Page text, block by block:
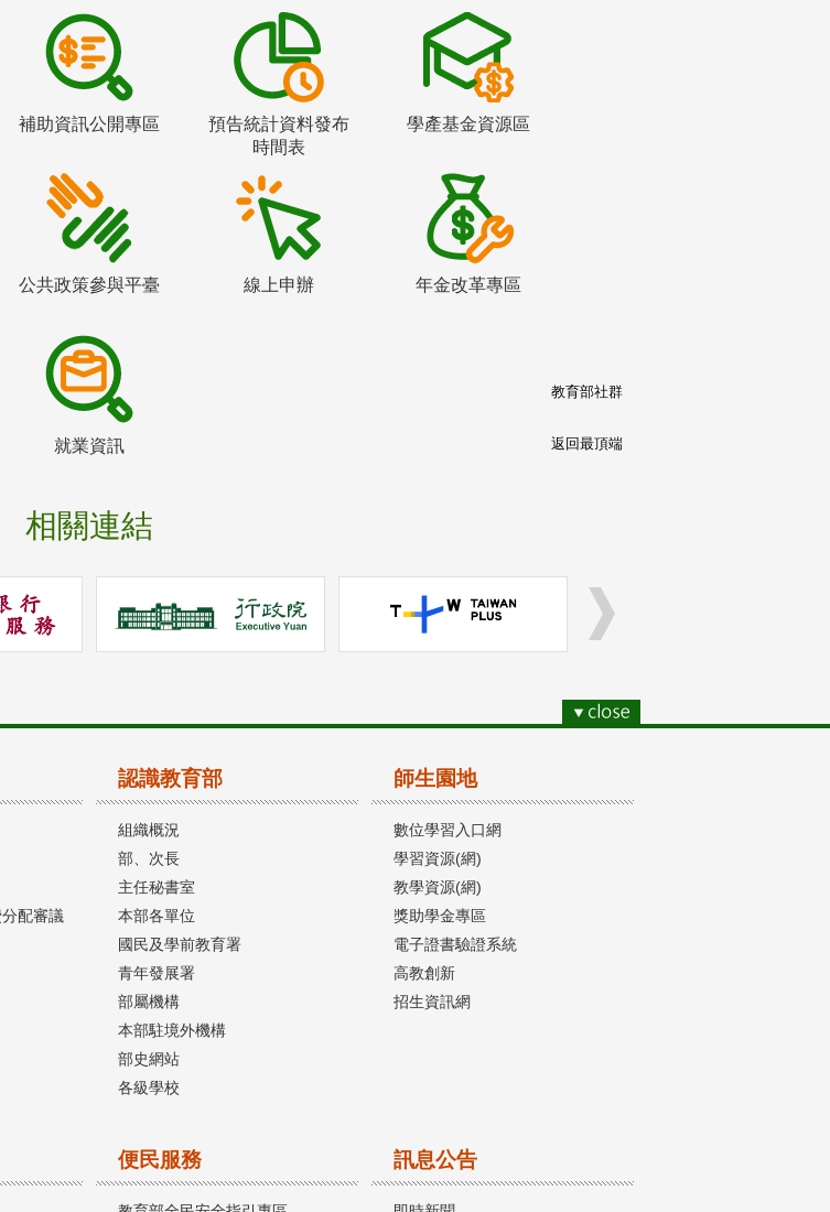
補助資訊公開專區
預告統計資料發布
時間表
學產基金資源區
公共政策參與平臺 線上申辦 年金改革專區
就業資訊
相關連結
教育部社群
返回最頂端
配審議
認識教育部
組織概況
部、次長
主任秘書室
本部各單位
國民及學前教育署
青年發展署
部屬機構
本部駐境外機構
部史網站
各級學校
師生園地
數位學習入口網
學習資源(網)
教學資源(網)
獎助學金專區
電子證書驗證系統
高教創新
招生資訊網
便民服務 訊息公告